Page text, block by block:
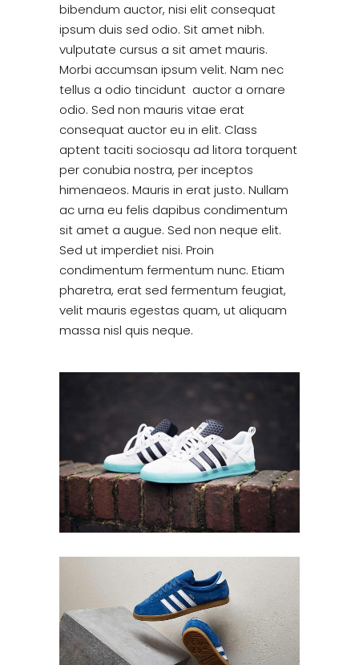
bibendum auctor, nisi elit consequat
ipsum duis sed odio. Sit amet nibh.
vulputate cursus a sit amet mauris.
Morbi accumsan ipsum velit. Nam nec
tellus a odio tincidunt auctor a ornare
odio. Sed non mauris vitae erat
consequat auctor eu in elit. Class
aptent taciti sociosqu ad litora torquent
per conubia nostra, per inceptos
himenaeos. Mauris in erat justo. Nullam
ac urna eu felis dapibus condimentum
sit amet a augue. Sed non neque elit.
Sed ut imperdiet nisi. Proin
condimentum fermentum nunc. Etiam
pharetra, erat sed fermentum feugiat,
velit mauris egestas quam, ut aliquam
massa nisl quis neque.